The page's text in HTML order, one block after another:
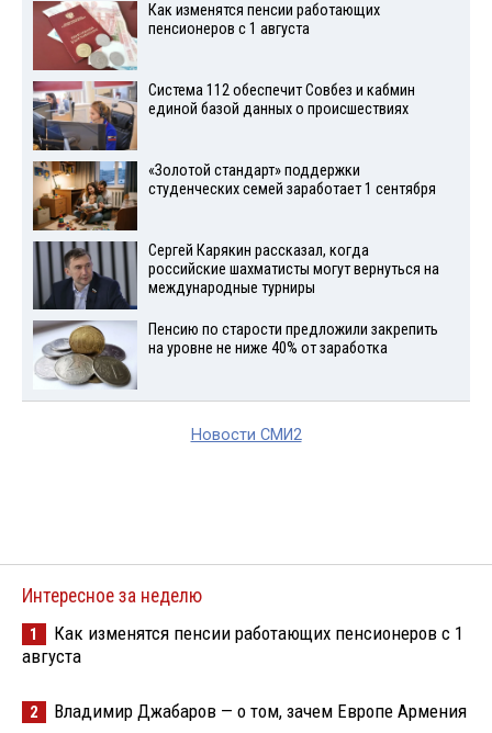
Как изменятся пенсии работающих
пенсионеров с 1 августа
Система 112 обеспечит Совбез и кабмин
единой базой данных о происшествиях
«Золотой стандарт» поддержки
студенческих семей заработает 1 сентября
Сергей Карякин рассказал, когда
российские шахматисты могут вернуться на
международные турниры
Пенсию по старости предложили закрепить
на уровне не ниже 40% от заработка
Новости СМИ2
Интересное за неделю
1
Как изменятся пенсии работающих пенсионеров с 1
августа
2 Владимир Джабаров — о том, зачем Европе Армения